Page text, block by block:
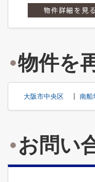
物件を
大阪市中央区 南船
お問い